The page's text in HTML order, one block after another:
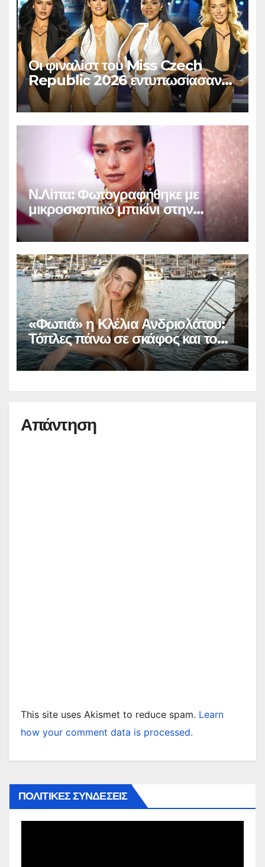
Οι φιναλίστ του Miss Czech
Republic 2026 εντυπωσίασαν
στο Χ
Ν.Λίπα: Φωτογραφήθηκε με
μικροσκοπικό μπικίνι στην
Βραζιλία και «έριξε» το
Instagram (φωτο)
«Φωτιά» η Κλέλια Ανδριολάτου:
Τόπλες πάνω σε σκάφος και το
Instagram… παραληρεί
Απάντηση
This site uses Akismet to reduce spam. Learn
how your comment data is processed.
ΠΟΛΙΤΙΚΕΣ ΣΥΝΔΕΣΕΙΣ